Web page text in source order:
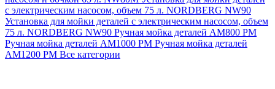
с электрическим насосом, объем 75 л. NORDBERG NW90
Установка для мойки деталей с электрическим насосом, объем
75 л. NORDBERG NW90 Ручная мойка деталей АМ800 РМ
Ручная мойка деталей АМ1000 РМ Ручная мойка деталей
АМ1200 РМ Все категории